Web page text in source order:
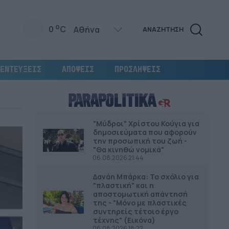
0 oC ΑΝΑΖΗΤΗΣΗ
ΑΠΟΨΕΙΣ ΠΡΟΣΛΗΨΕΙΣ
"Μύδροι" Χρίστου Κούγια για
δημοσιεύματα που αφορούν
την προσωπική του ζωή -
"Θα κινηθώ νομικά"
06.08.2026 21:44
Δανάη Μπάρκα: Το σχόλιο για
"πλαστική" και η
αποστομωτική απάντησή
της - "Μόνο με πλαστικές
συντηρείς τέτοιο έργο
τέχνης" (Εικόνα)